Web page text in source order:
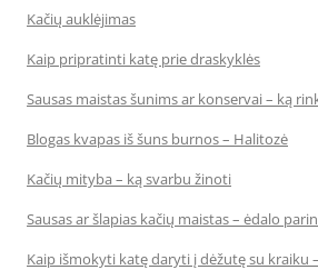
Kačių auklėjimas
Kaip pripratinti katę prie draskyklės
Sausas maistas šunims ar konservai – ką
Blogas kvapas iš šuns burnos – Halitozė
Kačių mityba – ką svarbu žinoti
Sausas ar šlapias kačių maistas – ėdalo
Kaip išmokyti katę daryti į dėžutę su kraiku